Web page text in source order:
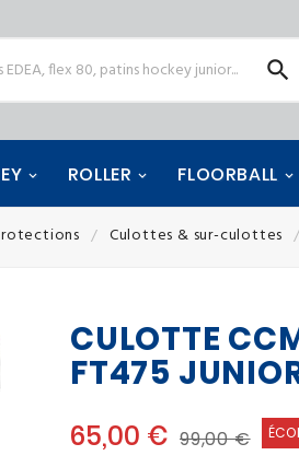

ROLLER FLOORBALL
Culottes & sur-culottes
CULOTTE
FT475
65,00 € 99,00 €